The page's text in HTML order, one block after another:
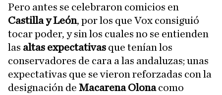
Pero antes se celebraron comicios en
Castilla y León, por los que Vox consiguió
tocar poder, y sin los cuales no se entienden
las altas expectativas que tenían los
conservadores de cara a las andaluzas; unas
expectativas que se vieron reforzadas con la
designación de Macarena Olonacomo